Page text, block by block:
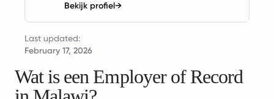
Bekijk profiel→
Last updated:
February 17, 2026
Wat is een Employer of Record